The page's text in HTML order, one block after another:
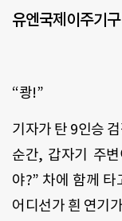
유엔국제이주기
“쾅!”
기자가 탄 9인승
순간, 갑자기 주
야?” 차에 함께
어디선가 흰 연기